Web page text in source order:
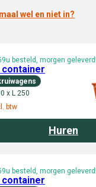
wel en niet in?
besteld, morgen
container
x L 250
btw
Huren
besteld, morgen
container